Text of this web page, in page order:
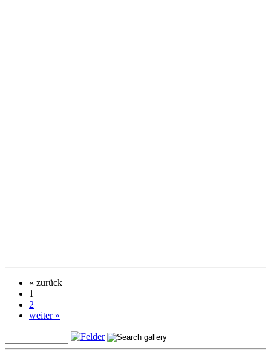
« zurück
1
2
weiter »